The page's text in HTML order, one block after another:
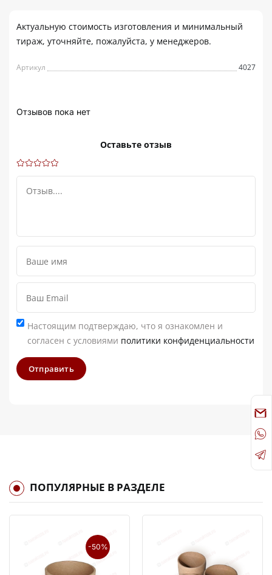
Актуальную стоимость изготовления и минимальный
тираж, уточняйте, пожалуйста, у менеджеров.
Артикул 4027
Отзывов пока нет
Оставьте отзыв
Настоящим подтверждаю, что я ознакомлен и
согласен с условиями политики конфиденциальности
Отправить
ПОПУЛЯРНЫЕ В РАЗДЕЛЕ
-50%